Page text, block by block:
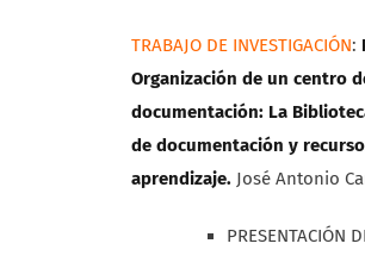
TRABAJO DE INVESTIGACIÓN:
Organización de un centro
documentación: La
de documentación y
aprendizaje. José Antonio
PRESENTACIÓN